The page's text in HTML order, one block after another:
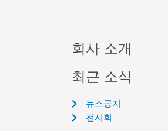
회사 소개
최근 소식
뉴스공지
전시회